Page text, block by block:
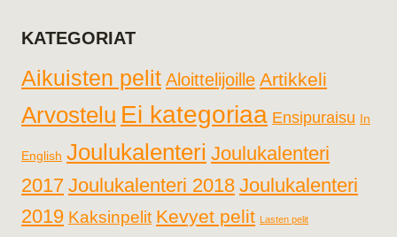
KATEGORIAT
Aikuisten pelit Aloittelijoille Artikkeli
Arvostelu Ei kategoriaa Ensipuraisu In
English Joulukalenteri Joulukalenteri
2017 Joulukalenteri 2018 Joulukalenteri
2019 Kaksinpelit Kevyet pelit Lasten pelit